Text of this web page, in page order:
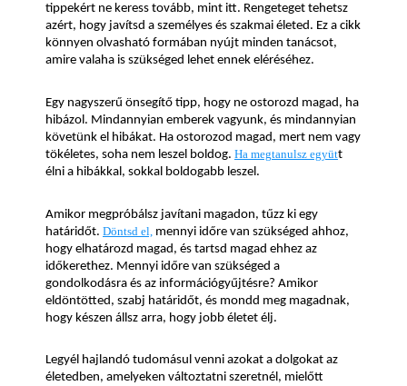
tippekért ne keress tovább, mint itt. Rengeteget tehetsz
azért, hogy javítsd a személyes és szakmai életed. Ez a cikk
könnyen olvasható formában nyújt minden tanácsot,
amire valaha is szükséged lehet ennek eléréséhez.
Egy nagyszerű önsegítő tipp, hogy ne ostorozd magad, ha
hibázol. Mindannyian emberek vagyunk, és mindannyian
követünk el hibákat. Ha ostorozod magad, mert nem vagy
tökéletes, soha nem leszel boldog. Ha megtanulsz együtt
élni a hibákkal, sokkal boldogabb leszel.
Amikor megpróbálsz javítani magadon, tűzz ki egy
határidőt. Döntsd el, mennyi időre van szükséged ahhoz,
hogy elhatározd magad, és tartsd magad ehhez az
időkerethez. Mennyi időre van szükséged a
gondolkodásra és az információgyűjtésre? Amikor
eldöntötted, szabj határidőt, és mondd meg magadnak,
hogy készen állsz arra, hogy jobb életet élj.
Legyél hajlandó tudomásul venni azokat a dolgokat az
életedben, amelyeken változtatni szeretnél, mielőtt